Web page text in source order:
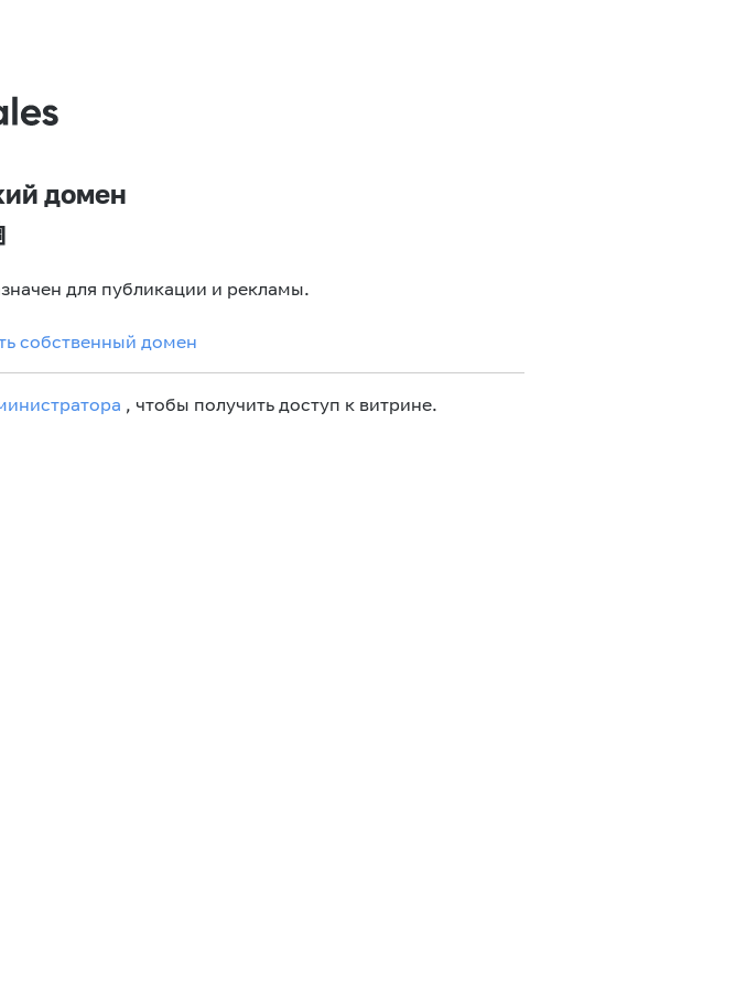
домен
для публикации и рекламы.
собственный домен
, чтобы получить доступ к витрине.